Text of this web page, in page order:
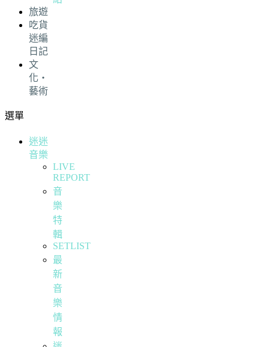
旅遊
吃貨
迷編
日記
文
化・
藝術
選單
迷迷
音樂
LIVE
REPORT
音
樂
特
輯
SETLIST
最
新
音
樂
情
報